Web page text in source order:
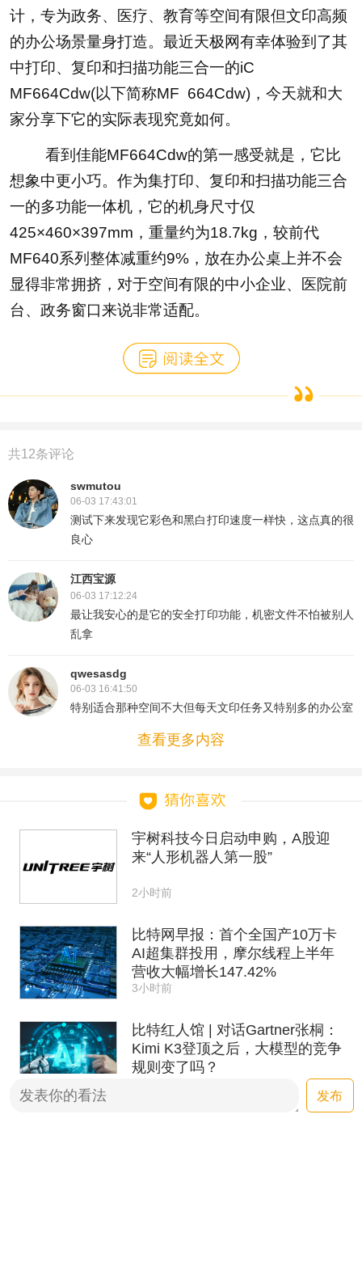
计，专为政务、医疗、教育等空间有限但文印高频
的办公场景量身打造。最近天极网有幸体验到了其
中打印、复印和扫描功能三合一的iC
MF664Cdw(以下简称MF 664Cdw)，今天就和大
家分享下它的实际表现究竟如何。
看到佳能MF664Cdw的第一感受就是，它比
想象中更小巧。作为集打印、复印和扫描功能三合
一的多功能一体机，它的机身尺寸仅
425×460×397mm，重量约为18.7kg，较前代
MF640系列整体减重约9%，放在办公桌上并不会
显得非常拥挤，对于空间有限的中小企业、医院前
台、政务窗口来说非常适配。
共12条评论
swmutou
06-03 17:43:01
测试下来发现它彩色和黑白打印速度一样快，这点真的很
良心
江西宝源
06-03 17:12:24
最让我安心的是它的安全打印功能，机密文件不怕被别人
乱拿
qwesasdg
06-03 16:41:50
特别适合那种空间不大但每天文印任务又特别多的办公室
查看更多内容
宇树科技今日启动申购，A股迎
来“人形机器人第一股”
2小时前
比特网早报：首个全国产10万卡
AI超集群投用，摩尔线程上半年
营收大幅增长147.42%
3小时前
比特红人馆 | 对话Gartner张桐：
Kimi K3登顶之后，大模型的竞争
规则变了吗？
发布